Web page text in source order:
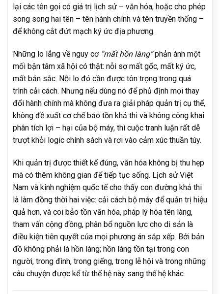
lại các tên gọi có giá trị lịch sử – văn hóa, hoặc cho phép
song song hai tên – tên hành chính và tên truyền thống –
để không cắt đứt mạch ký ức địa phương.
Những lo lắng về nguy cơ “mất hồn làng”phản ánh một
mối bận tâm xã hội có thật: nỗi sợ mất gốc, mất ký ức,
mất bản sắc. Nỗi lo đó cần được tôn trọng trong quá
trình cải cách. Nhưng nếu dùng nó để phủ định mọi thay
đổi hành chính mà không đưa ra giải pháp quản trị cụ thể,
không đề xuất cơ chế bảo tồn khả thi và không công khai
phân tích lợi – hại của bộ máy, thì cuộc tranh luận rất dễ
trượt khỏi logic chính sách và rơi vào cảm xúc thuần túy.
Khi quản trị được thiết kế đúng, văn hóa không bị thu hẹp
mà có thêm không gian để tiếp tục sống. Lịch sử Việt
Nam và kinh nghiệm quốc tế cho thấy con đường khả thi
là làm đồng thời hai việc: cải cách bộ máy để quản trị hiệu
quả hơn, và coi bảo tồn văn hóa, pháp lý hóa tên làng,
tham vấn cộng đồng, phân bổ nguồn lực cho di sản là
điều kiện tiên quyết của mọi phương án sắp xếp. Bởi bản
đồ không phải là hồn làng; hồn làng tồn tại trong con
người, trong đình, trong giếng, trong lễ hội và trong những
câu chuyện được kể từ thế hệ này sang thế hệ khác.